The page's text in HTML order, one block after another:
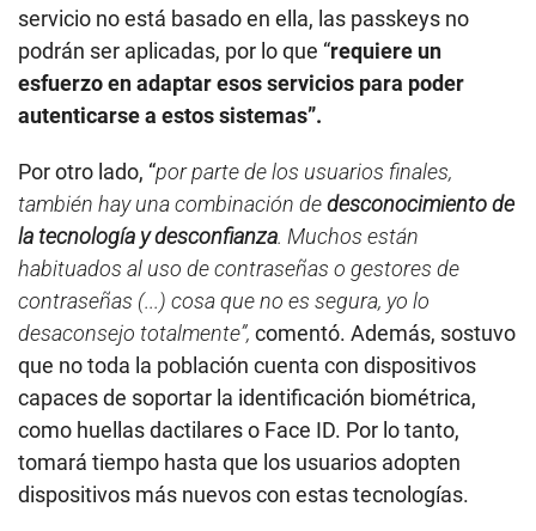
servicio no está basado en ella, las passkeys no
podrán ser aplicadas, por lo que “requiere un
esfuerzo en adaptar esos servicios para poder
autenticarse a estos sistemas”.
Por otro lado, “por parte de los usuarios finales,
también hay una combinación dedesconocimiento de
la tecnología y desconfianza. Muchos están
habituados al uso de contraseñas o gestores de
contraseñas (...) cosa que no es segura, yo lo
desaconsejo totalmente”, comentó. Además, sostuvo
que no toda la población cuenta con dispositivos
capaces de soportar la identificación biométrica,
como huellas dactilares o Face ID. Por lo tanto,
tomará tiempo hasta que los usuarios adopten
dispositivos más nuevos con estas tecnologías.